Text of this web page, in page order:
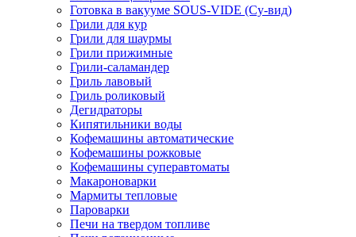
Готовка в вакууме SOUS-VIDE (Су-вид)
Грили для кур
Грили для шаурмы
Грили прижимные
Грили-саламандер
Гриль лавовый
Гриль роликовый
Дегидраторы
Кипятильники воды
Кофемашины автоматические
Кофемашины рожковые
Кофемашины суперавтоматы
Макароноварки
Мармиты тепловые
Пароварки
Печи на твердом топливе